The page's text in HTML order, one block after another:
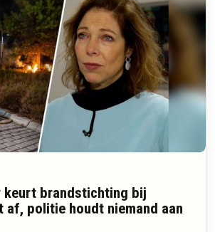
keurt brandstichting bij
af, politie houdt niemand aan